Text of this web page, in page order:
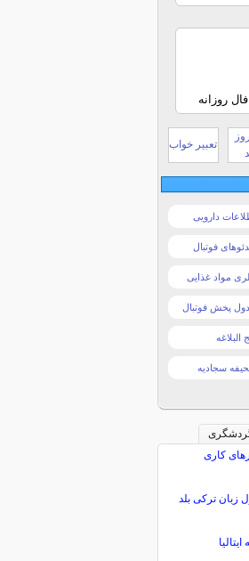
فال روزانه
تعبیر خواب
دارویی
فوتبال
مواد غذایی
پخش فوتبال
البلاغه
سجادیه
زبان ترکی بلد